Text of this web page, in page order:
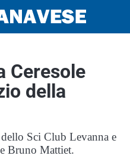
Ceresole
della
Sci Club Levanna e
Bruno Mattiet.